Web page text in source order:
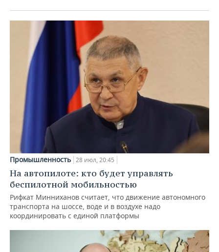
Промышленность 28 июл, 20:45
На автопилоте: кто будет управлять
беспилотной мобильностью
Рифкат Минниханов считает, что движение автономного
транспорта на шоссе, воде и в воздухе надо
координировать с единой платформы